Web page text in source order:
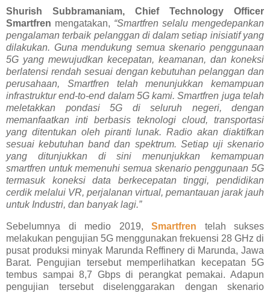
Shurish Subbramaniam, Chief Technology Officer
Smartfren mengatakan, “Smartfren selalu mengedepankan
pengalaman terbaik pelanggan di dalam setiap inisiatif yang
dilakukan. Guna mendukung semua skenario penggunaan
5G yang mewujudkan kecepatan, keamanan, dan koneksi
berlatensi rendah sesuai dengan kebutuhan pelanggan dan
perusahaan, Smartfren telah menunjukkan kemampuan
infrastruktur end-to-end dalam 5G kami. Smartfren juga telah
meletakkan pondasi 5G di seluruh negeri, dengan
memanfaatkan inti berbasis teknologi cloud, transportasi
yang ditentukan oleh piranti lunak. Radio akan diaktifkan
sesuai kebutuhan band dan spektrum. Setiap uji skenario
yang ditunjukkan di sini menunjukkan kemampuan
smartfren untuk memenuhi semua skenario penggunaan 5G
termasuk koneksi data berkecepatan tinggi, pendidikan
cerdik melalui VR, perjalanan virtual, pemantauan jarak jauh
untuk Industri, dan banyak lagi.”
Sebelumnya di medio 2019, Smartfren telah sukses
melakukan pengujian 5G menggunakan frekuensi 28 GHz di
pusat produksi minyak Marunda Reffinery di Marunda, Jawa
Barat. Pengujian tersebut memperlihatkan kecepatan 5G
tembus sampai 8,7 Gbps di perangkat pemakai. Adapun
pengujian tersebut diselenggarakan dengan skenario